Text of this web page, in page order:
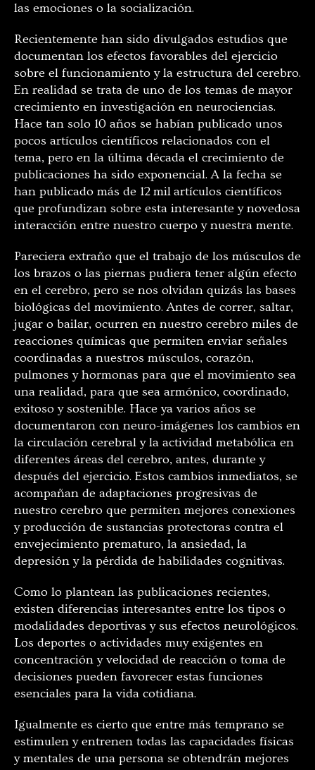
las emociones o la socialización.
Recientemente han sido divulgados estudios que
documentan los efectos favorables del ejercicio
sobre el funcionamiento y la estructura del cerebro.
En realidad se trata de uno de los temas de mayor
crecimiento en investigación en neurociencias.
Hace tan solo 10 años se habían publicado unos
pocos artículos científicos relacionados con el
tema, pero en la última década el crecimiento de
publicaciones ha sido exponencial. A la fecha se
han publicado más de 12 mil artículos científicos
que profundizan sobre esta interesante y novedosa
interacción entre nuestro cuerpo y nuestra mente.
Pareciera extraño que el trabajo de los músculos de
los brazos o las piernas pudiera tener algún efecto
en el cerebro, pero se nos olvidan quizás las bases
biológicas del movimiento. Antes de correr, saltar,
jugar o bailar, ocurren en nuestro cerebro miles de
reacciones químicas que permiten enviar señales
coordinadas a nuestros músculos, corazón,
pulmones y hormonas para que el movimiento sea
una realidad, para que sea armónico, coordinado,
exitoso y sostenible. Hace ya varios años se
documentaron con neuro-imágenes los cambios en
la circulación cerebral y la actividad metabólica en
diferentes áreas del cerebro, antes, durante y
después del ejercicio. Estos cambios inmediatos, se
acompañan de adaptaciones progresivas de
nuestro cerebro que permiten mejores conexiones
y producción de sustancias protectoras contra el
envejecimiento prematuro, la ansiedad, la
depresión y la pérdida de habilidades cognitivas.
Como lo plantean las publicaciones recientes,
existen diferencias interesantes entre los tipos o
modalidades deportivas y sus efectos neurológicos.
Los deportes o actividades muy exigentes en
concentración y velocidad de reacción o toma de
decisiones pueden favorecer estas funciones
esenciales para la vida cotidiana.
Igualmente es cierto que entre más temprano se
estimulen y entrenen todas las capacidades físicas
y mentales de una persona se obtendrán mejores